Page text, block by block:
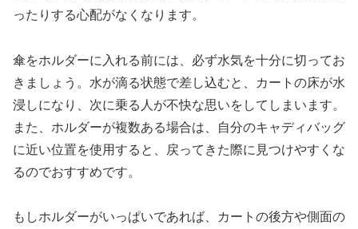
ったりする心配がなくなります。
傘をホルダーに入れる前には、必ず水気を十分に切ってお
きましょう。水が滴る状態で差し込むと、カートの床が水
浸しになり、次に乗る人が不快な思いをしてしまいます。
また、ホルダーが複数ある場合は、自分のキャディバッグ
に近い位置を使用すると、戻ってきた際に見つけやすくな
るのでおすすめです。
もしホルダーがいっぱいであれば、カートの後方や側面の